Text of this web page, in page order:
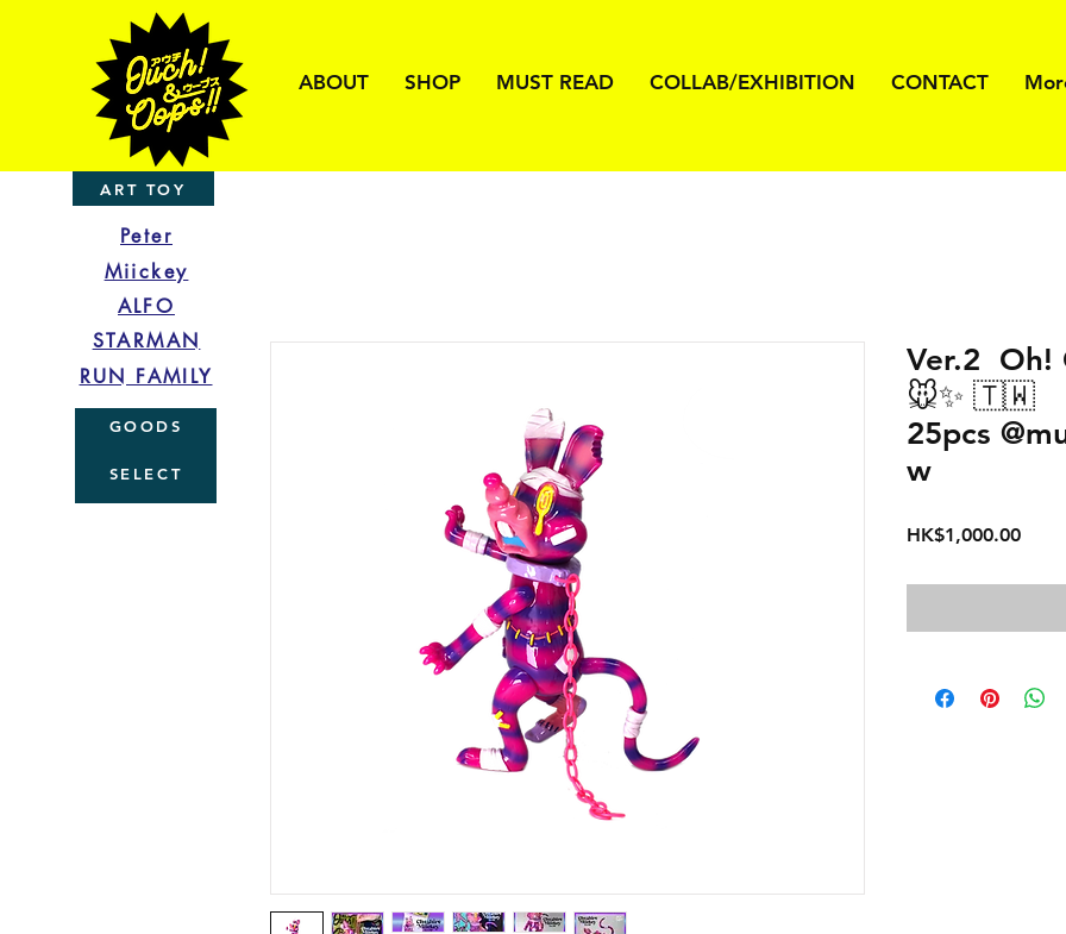
ABOUT SHOP MUST READ COLLAB/EXHIBITION CONTACT
Ver.2 Oh!
🐭✨ 🇹🇼
25pcs
w
HK$1,000.00価
ART TOY
Peter
Miickey
ALFO
STARMAN
RUN FAMILY
GOODS
SELECT